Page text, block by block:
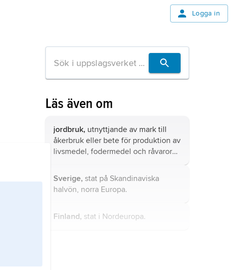
Logga in
Läs även om
jordbruk, utnyttjande av mark till
åkerbruk eller bete för produktion av
livsmedel, fodermedel och råvaror
industriell förädling eller beredning.
Sverige, stat på Skandinaviska
halvön, norra Europa.
Finland, stat i Nordeuropa.